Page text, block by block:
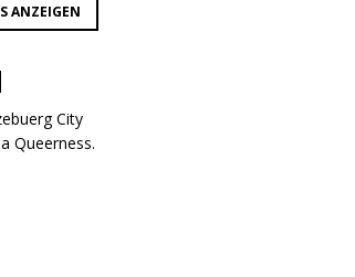
ANZEIGEN
City
Queerness.